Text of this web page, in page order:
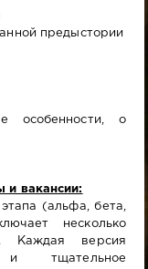
предыстории
особенности, о
и вакансии:
(альфа, бета,
несколько
Каждая версия
и тщательное